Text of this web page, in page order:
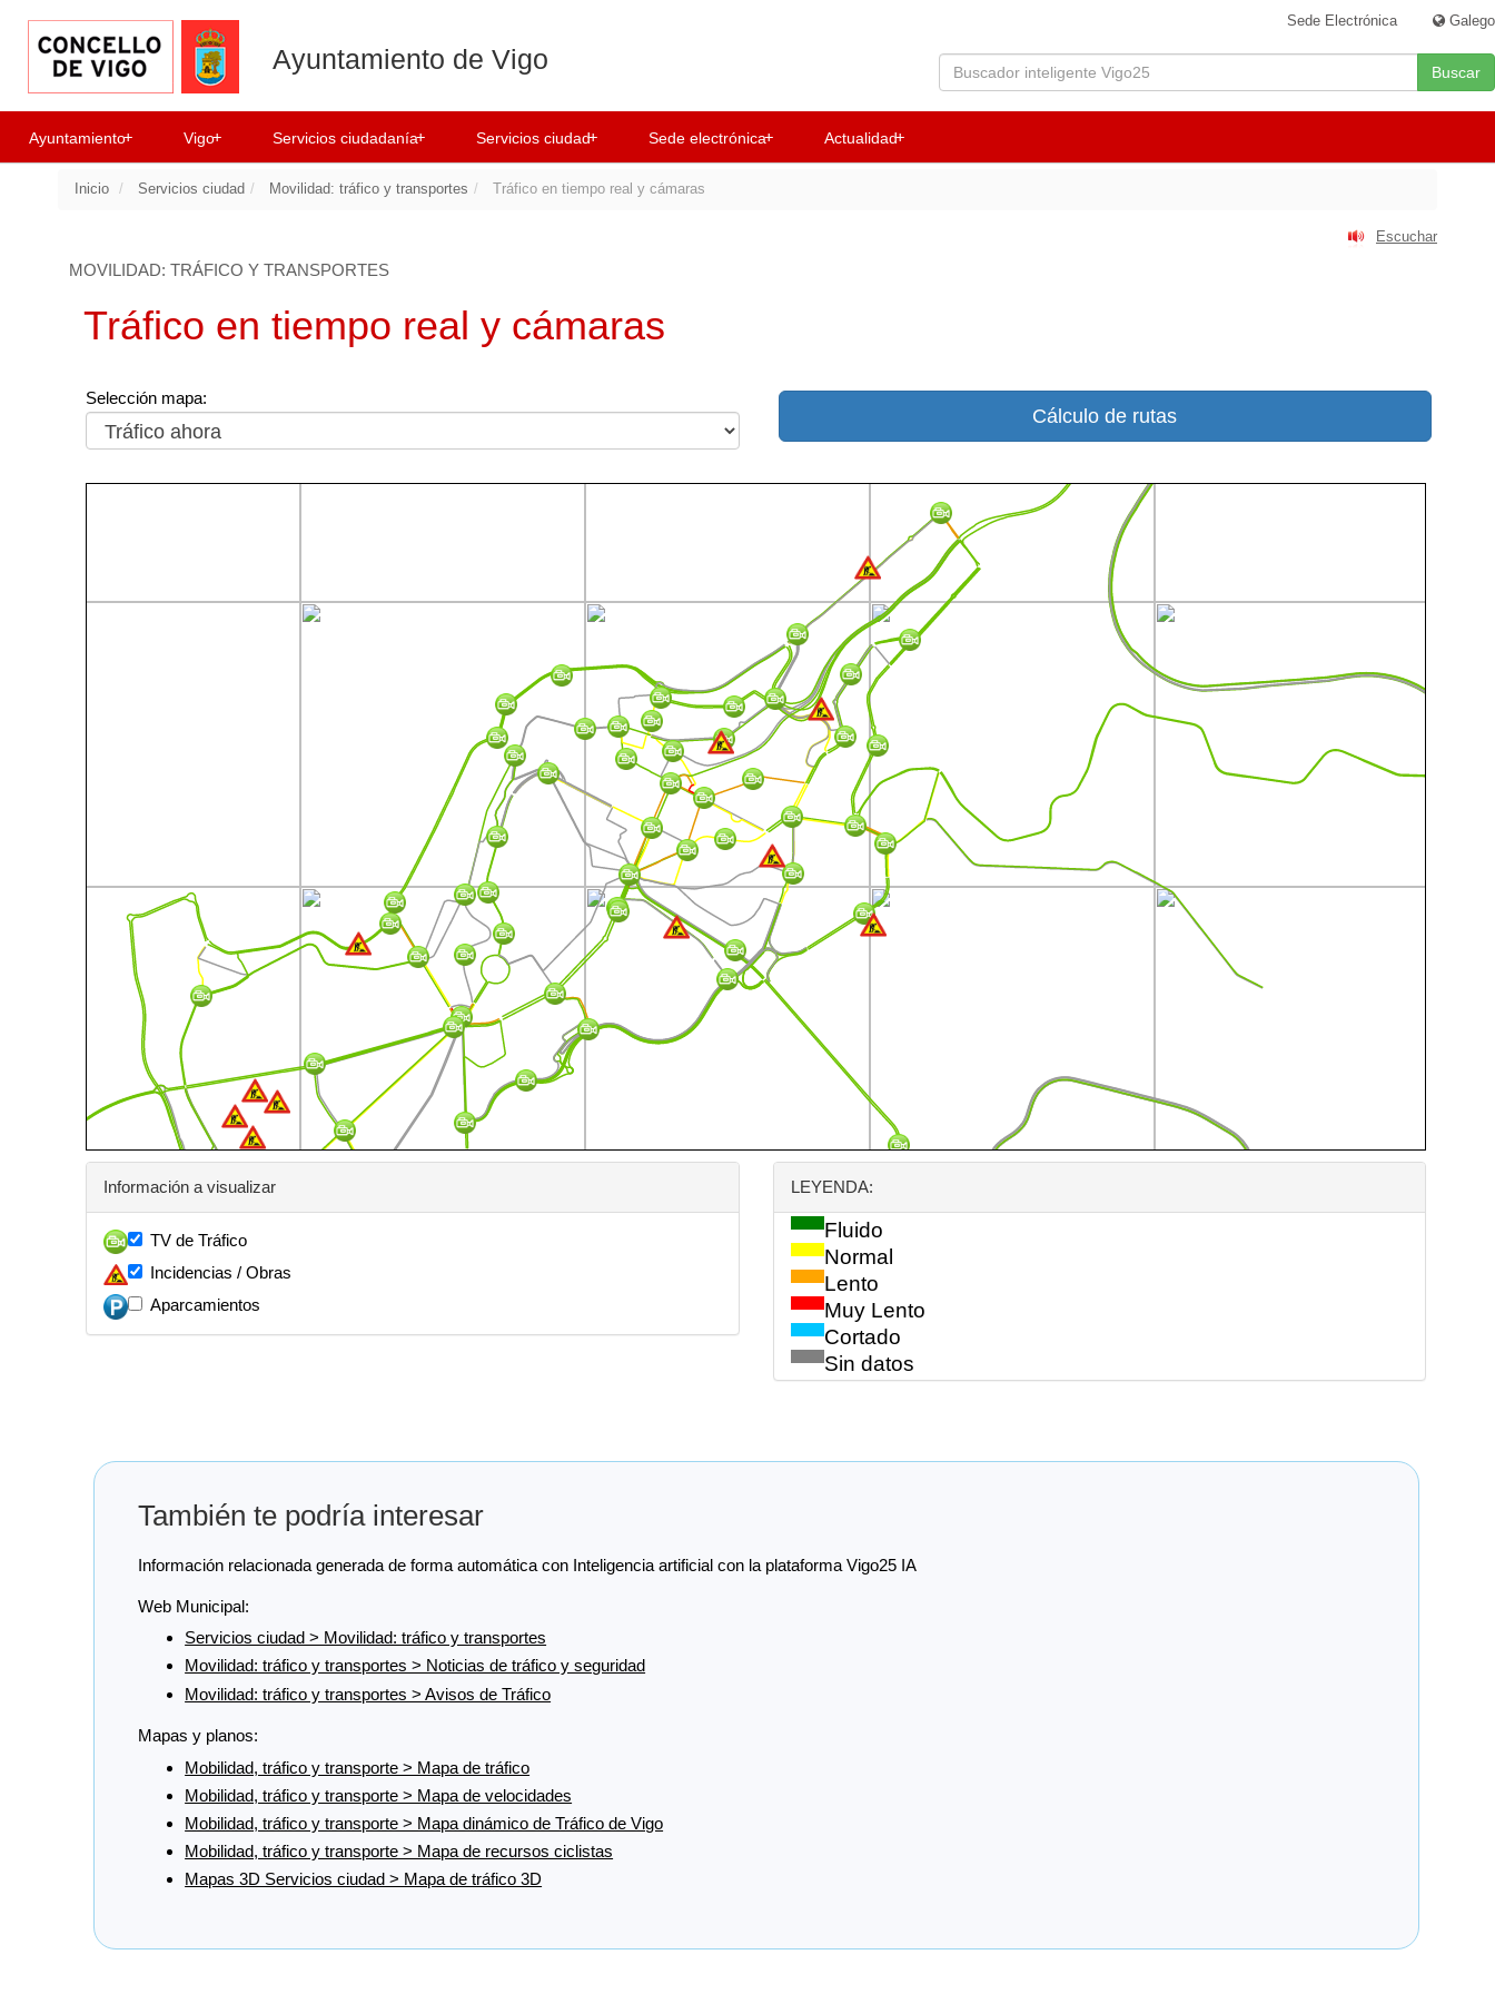
Sede Electrónica Galego
Buscar
Ayuntamiento de Vigo
+
Ayuntamiento +
Vigo +
Servicios ciudadanía +
Servicios ciudad +
Sede electrónica +
Actualidad
Inicio Servicios ciudad Movilidad: tráfico y transportes Tráfico en tiempo real y cámaras
Escuchar
MOVILIDAD: TRÁFICO Y TRANSPORTES
Tráfico en tiempo real y cámaras
Selección mapa:
Información a visualizar
TV de Tráfico
Incidencias / Obras
Aparcamientos
LEYENDA:
Fluido
Normal
Lento
Muy Lento
Cortado
Sin datos
También te podría interesar
Información relacionada generada de forma automática con Inteligencia artificial con la plataforma Vigo25 IA
Web Municipal:
Servicios ciudad > Movilidad: tráfico y transportes
Movilidad: tráfico y transportes > Noticias de tráfico y seguridad
Movilidad: tráfico y transportes > Avisos de Tráfico
Mapas y planos:
Mobilidad, tráfico y transporte > Mapa de tráfico
Mobilidad, tráfico y transporte > Mapa de velocidades
Mobilidad, tráfico y transporte > Mapa dinámico de Tráfico de Vigo
Mobilidad, tráfico y transporte > Mapa de recursos ciclistas
Mapas 3D Servicios ciudad > Mapa de tráfico 3D